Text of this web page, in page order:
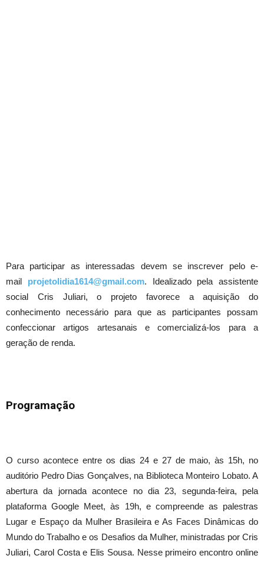
Para participar as interessadas devem se inscrever pelo e-
mail projetolidia1614@gmail.com. Idealizado pela assistente
social Cris Juliari, o projeto favorece a aquisição do
conhecimento necessário para que as participantes possam
confeccionar artigos artesanais e comercializá-los para a
geração de renda.
Programação
O curso acontece entre os dias 24 e 27 de maio, às 15h, no
auditório Pedro Dias Gonçalves, na Biblioteca Monteiro Lobato. A
abertura da jornada acontece no dia 23, segunda-feira, pela
plataforma Google Meet, às 19h, e compreende as palestras
Lugar e Espaço da Mulher Brasileira e As Faces Dinâmicas do
Mundo do Trabalho e os Desafios da Mulher, ministradas por Cris
Juliari, Carol Costa e Elis Sousa. Nesse primeiro encontro online